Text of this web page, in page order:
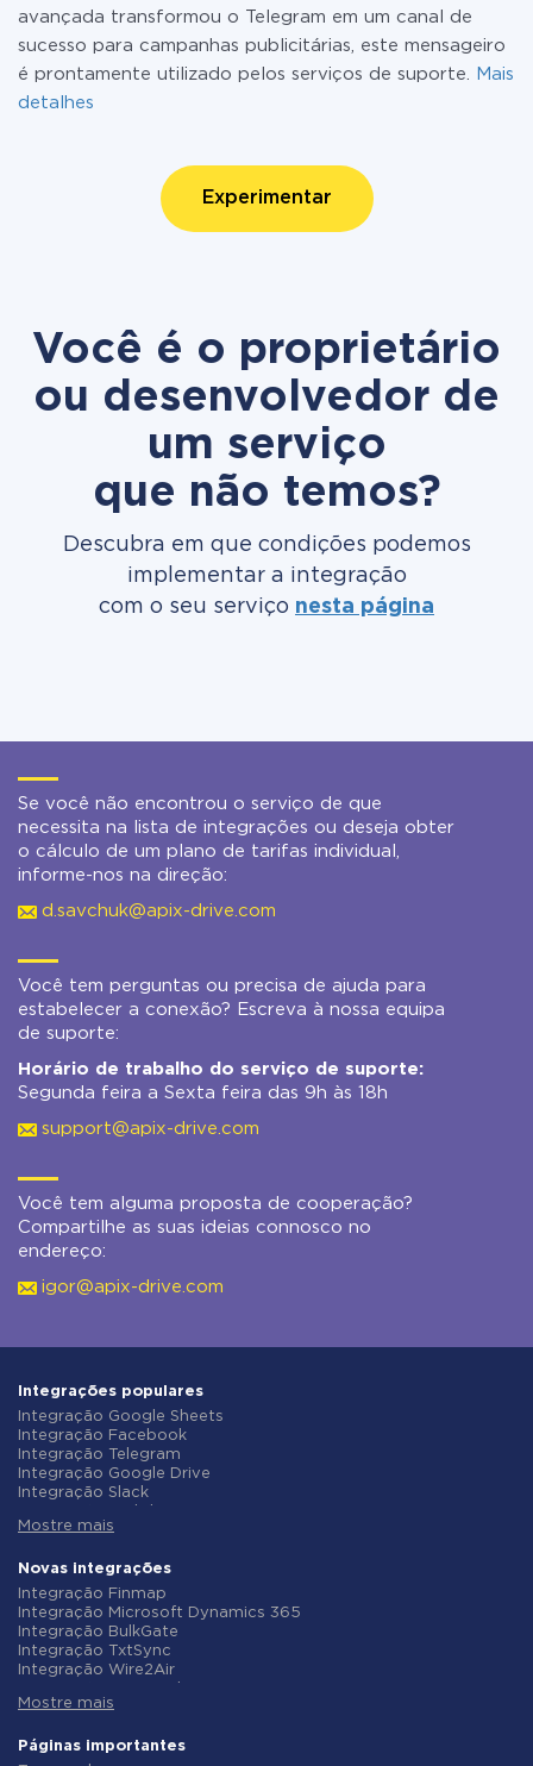
avançada transformou o Telegram em um canal de
sucesso para campanhas publicitárias, este mensageiro
é prontamente utilizado pelos serviços de suporte.
Mais
detalhes
Experimentar
Você é o proprietário
ou desenvolvedor de
um serviço
que não temos?
Descubra em que condições podemos
implementar a integração
com o seu serviço nesta página
Se você não encontrou o serviço de que
necessita na lista de integrações ou deseja obter
o cálculo de um plano de tarifas individual,
informe-nos na direção:
d.savchuk@apix-drive.com
Você tem perguntas ou precisa de ajuda para
estabelecer a conexão? Escreva à nossa equipa
de suporte:
Horário de trabalho do serviço de suporte:
Segunda feira a Sexta feira das 9h às 18h
support@apix-drive.com
Você tem alguma proposta de cooperação?
Compartilhe as suas ideias connosco no
endereço:
igor@apix-drive.com
Integrações populares
Integração Google Sheets
Integração Facebook
Integração Telegram
Integração Google Drive
Integração Slack
Integração Gmail
Integração ClickUp
Integração Airtable
Integração Google Contacts
Integração OpenAI (ChatGPT)
Integração Instagram
Integração ActiveCampaign
Integração Typeform
Integração Salesforce CRM
Integração Notion
Mostre mais
Novas integrações
Integração Finmap
Integração Microsoft Dynamics 365
Integração BulkGate
Integração TxtSync
Integração Wire2Air
Integração Infobip
Integração AtomPark
Mostre mais
Páginas importantes